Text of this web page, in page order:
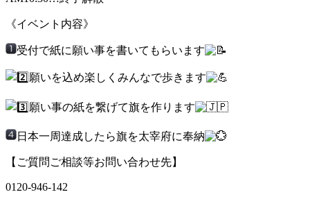
《イベント内容》
受付で紙に願い事を書いてもらいます
願いを込め楽しくみんなで歩きます
願い事の紙を繋げて旗を作ります
日本一周達成したら旗を太宰府に奉納
【ご質問ご相談等お問い合わせ先】
0120-946-142